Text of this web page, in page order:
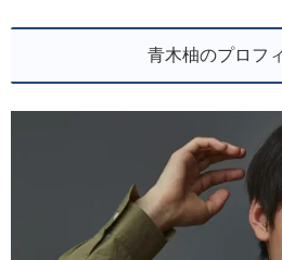
青木柚のプロフ